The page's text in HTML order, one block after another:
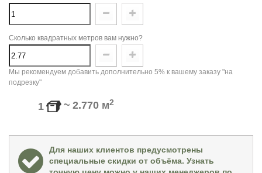
Сколько квадратных метров вам нужно?
Мы рекомендуем добавить дополнительно 5% к вашему заказу "на
подрезку"
1 ~ 2.770 м2
Для наших клиентов предусмотрены
специальные скидки от объёма. Узнать